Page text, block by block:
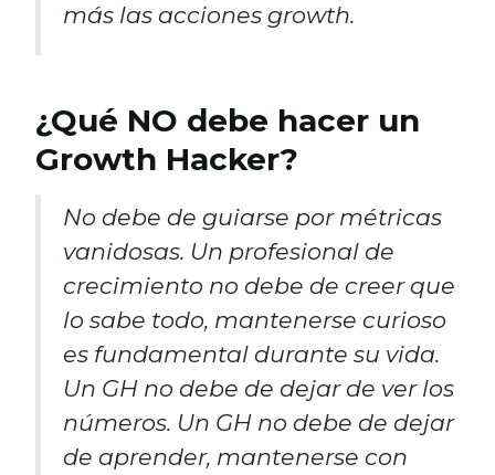
más las acciones growth.
¿Qué NO debe hacer un
Growth Hacker?
No debe de guiarse por métricas
vanidosas. Un profesional de
crecimiento no debe de creer que
lo sabe todo, mantenerse curioso
es fundamental durante su vida.
Un GH no debe de dejar de ver los
números. Un GH no debe de dejar
de aprender, mantenerse con